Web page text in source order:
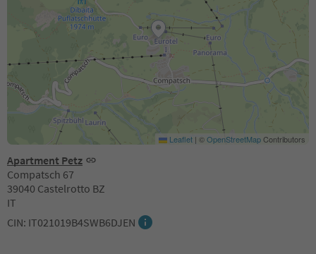
Apartment Petz
Compatsch 67
39040 Castelrotto BZ
IT
CIN: IT021019B4SWB6DJEN
Leaflet | ©OpenStreetMapContributors